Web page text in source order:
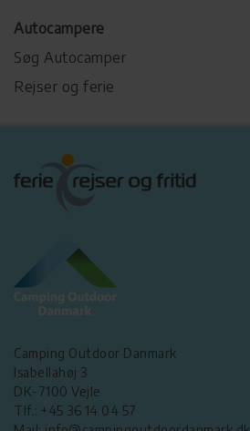
Autocampere
Søg Autocamper
Rejser og ferie
Camping Outdoor Danmark
Isabellahøj 3
DK-7100 Vejle
Tlf.: +45 36 14 04 57